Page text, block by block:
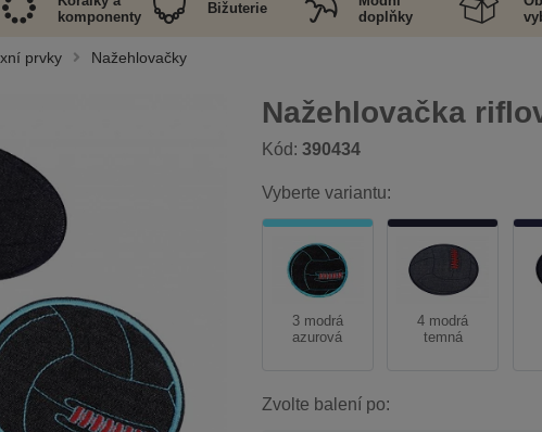
komponenty
Bižuterie
doplňky
prvky Nažehlovačky
Nažehlovačka
Kód: 390434
Vyberte variantu:
3 modrá
azurová
4 modrá
temná
Zvolte balení po: